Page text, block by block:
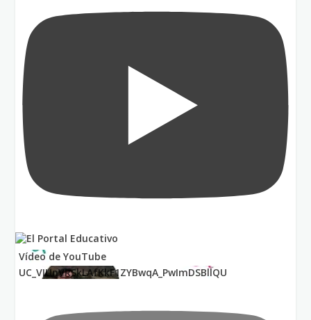
Vídeo de YouTube
UC_VIUnVRSkLAfKkF1ZYBwqA_PwImDSBllQU